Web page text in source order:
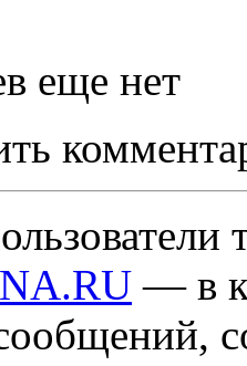
еще нет
— в